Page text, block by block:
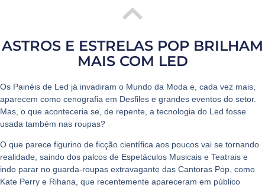
ASTROS E ESTRELAS POP BRILHAM
MAIS COM LED
Os Painéis de Led já invadiram o Mundo da Moda e, cada vez mais,
aparecem como cenografia em Desfiles e grandes eventos do setor.
Mas, o que aconteceria se, de repente, a tecnologia do Led fosse
usada também nas roupas?
O que parece figurino de ficção científica aos poucos vai se tornando
realidade, saindo dos palcos de Espetáculos Musicais e Teatrais e
indo parar no guarda-roupas extravagante das Cantoras Pop, como
Kate Perry e Rihana, que recentemente apareceram em público